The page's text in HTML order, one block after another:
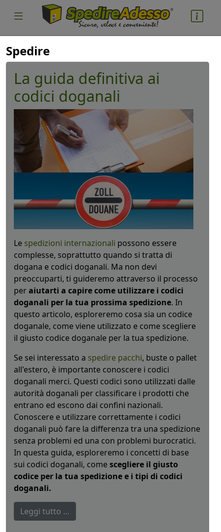
Spedire
La guida definitiva ai
codici doganali
Le spedizioni internazionali possono essere
complesse, soprattutto quando si tratta di
dogana e codici doganali. Ma non devi
preoccuparti, ti guideremo attraverso il processo
peraiutarti a capire come utilizzare i codici
doganali per la tua prossima spedizione. In
questo articolo, esploreremo cosa sia un codice
doganale, come viene utilizzato e come scegliere
il giusto codice doganale per la tua spedizione.
Se sei interessato a spedire pacchi, buste o pallet
all'estero, è importante conoscere i codici
doganali merci. Questi codici sono utilizzati dalle
autorità doganali per classificare i prodotti che
entrano ed escono dai confini nazionali.
Conoscere e utilizzare correttamente i codici
doganali può fare la differenza tra una spedizione
senza problemi ed una con problemi burocratici.
In questa guida, esploreremo i concetti di base
sui codici doganali, comescegliere il giusto
codice per la tua spedizione e i tipi di codici
doganali.
Leggi tutto …